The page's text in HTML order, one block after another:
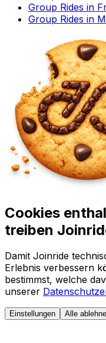
Group Rides in
Group Rides in
Cookies
treiben
Damit Joinride
Erlebnis verbessern
bestimmst, welche
unserer
Einstellungen Alle